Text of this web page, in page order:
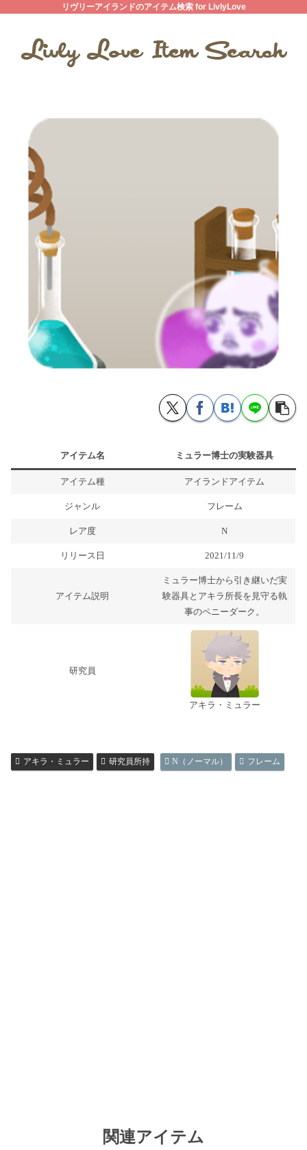
リヴリーアイランドのアイテム検索 for LivlyLove
アイテム名 ミュラー博士の実験器具
アイテム種 アイランドアイテム
ジャンル フレーム
レア度 N
リリース日 2021/11/9
アイテム説明
ミュラー博士から引き継いだ実
験器具とアキラ所長を見守る執
事のペニーダーク。
研究員
アキラ・ミュラー
アキラ・ミュラー 研究員所持 N（ノーマル） フレーム
関連アイテム